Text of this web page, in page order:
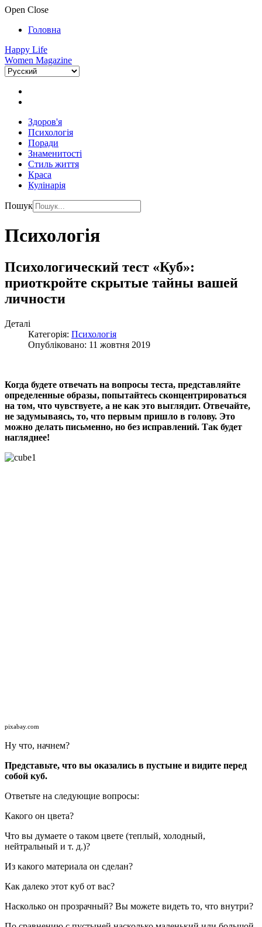
Open Close
Головна
Happy Life
Women Magazine
Здоров'я
Психологія
Поради
Знаменитості
Стиль життя
Краса
Кулінарія
Пошук
Психологія
Психологический тест «Куб»:
приоткройте скрытые тайны вашей
личности
Деталі
Категорія: Психологія
Опубліковано: 11 жовтня 2019
Когда будете отвечать на вопросы теста, представляйте
определенные образы, попытайтесь сконцентрироваться
на том, что чувствуете, а не как это выглядит. Отвечайте,
не задумываясь, то, что первым пришло в голову. Это
можно делать письменно, но без исправлений. Так будет
нагляднее!
pixabay.com
Ну что, начнем?
Представьте, что вы оказались в пустыне и видите перед
собой куб.
Ответьте на следующие вопросы:
Какого он цвета?
Что вы думаете о таком цвете (теплый, холодный,
нейтральный и т. д.)?
Из какого материала он сделан?
Как далеко этот куб от вас?
Насколько он прозрачный? Вы можете видеть то, что внутри?